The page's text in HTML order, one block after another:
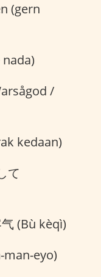
(gern
/
kedaan)
て
(Bù kèqì)
man-eyo)